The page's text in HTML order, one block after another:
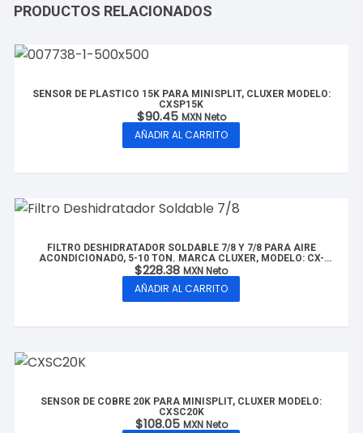
PRODUCTOS RELACIONADOS
SENSOR DE PLASTICO 15K PARA MINISPLIT, CLUXER MODELO:
CXSP15K
$90.45 MXN Neto
AÑADIR AL CARRITO
FILTRO DESHIDRATADOR SOLDABLE 7/8 Y 7/8 PARA AIRE
ACONDICIONADO, 5-10 TON. MARCA CLUXER, MODELO: CX-
FDS7/8-10T
$228.38 MXN Neto
AÑADIR AL CARRITO
SENSOR DE COBRE 20K PARA MINISPLIT, CLUXER MODELO:
CXSC20K
$108.05 MXN Neto